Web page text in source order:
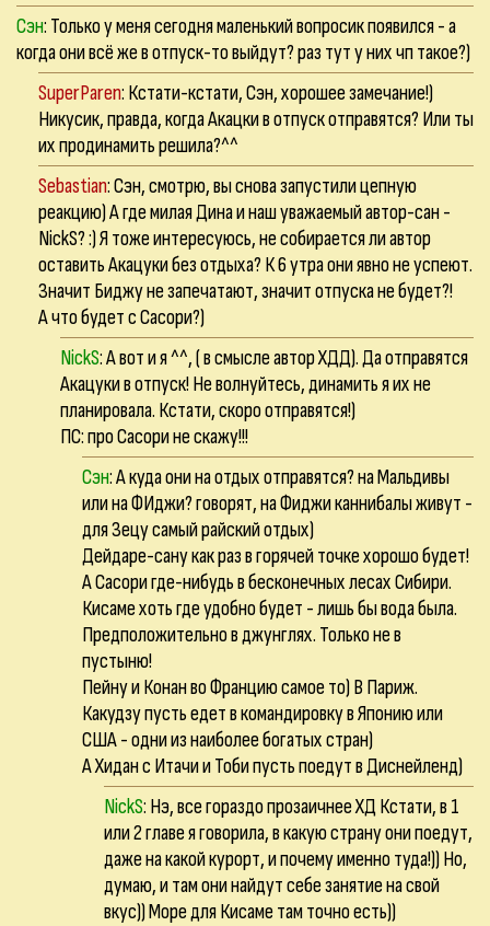
Сэн: Только у меня сегодня маленький вопросик появился - а
когда они всё же в отпуск-то выйдут? раз тут у них чп такое?)
SuperParen: Кстати-кстати, Сэн, хорошее замечание!)
Никусик, правда, когда Акацки в отпуск отправятся? Или ты
их продинамить решила?^^
Sebastian: Сэн, смотрю, вы снова запустили цепную
реакцию) А где милая Дина и наш уважаемый автор-сан -
NickS? :) Я тоже интересуюсь, не собирается ли автор
оставить Акацуки без отдыха? К 6 утра они явно не успеют.
Значит Биджу не запечатают, значит отпуска не будет?!
А что будет с Сасори?)
NickS: А вот и я ^^, ( в смысле автор ХДД). Да отправятся
Акацуки в отпуск! Не волнуйтесь, динамить я их не
планировала. Кстати, скоро отправятся!)
ПС: про Сасори не скажу!!!
Сэн: А куда они на отдых отправятся? на Мальдивы
или на ФИджи? говорят, на Фиджи каннибалы живут -
для Зецу самый райский отдых)
Дейдаре-сану как раз в горячей точке хорошо будет!
А Сасори где-нибудь в бесконечных лесах Сибири.
Кисаме хоть где удобно будет - лишь бы вода была.
Предположительно в джунглях. Только не в
пустыню!
Пейну и Конан во Францию самое то) В Париж.
Какудзу пусть едет в командировку в Японию или
США - одни из наиболее богатых стран)
А Хидан с Итачи и Тоби пусть поедут в Диснейленд)
NickS: Нэ, все гораздо прозаичнее ХД Кстати, в 1
или 2 главе я говорила, в какую страну они поедут,
даже на какой курорт, и почему именно туда!)) Но,
думаю, и там они найдут себе занятие на свой
вкус)) Море для Кисаме там точно есть))